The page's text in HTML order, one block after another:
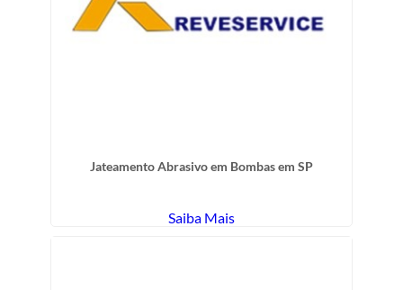
Jateamento Abrasivo em Bombas em SP
Saiba Mais